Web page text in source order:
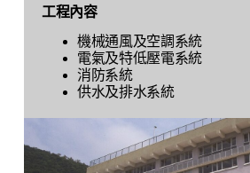
工程內容
機械通風及空調系統
電氣及特低壓電系統
消防系統
供水及排水系統